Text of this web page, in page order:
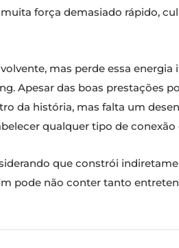
força demasiado rápido,
mas perde essa energia
Apesar das boas prestações
da história, mas falta um
qualquer tipo de
que constrói
pode não conter tanto